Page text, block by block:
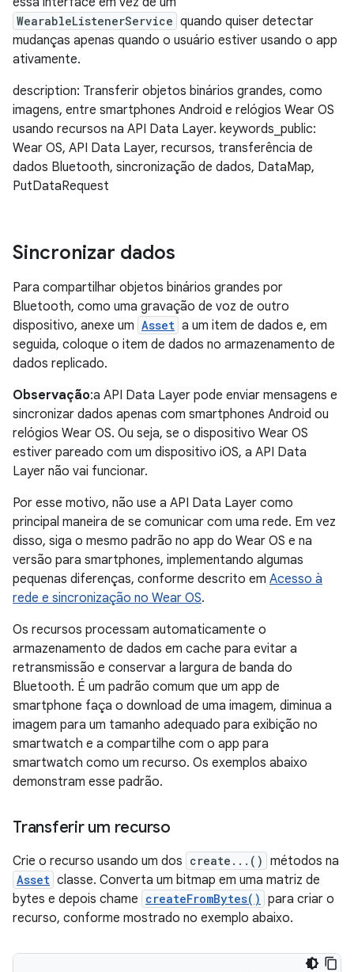
WearableListenerService quando quiser detectar
mudanças apenas quando o usuário estiver usando o app
ativamente.
description: Transferir objetos binários grandes, como
imagens, entre smartphones Android e relógios Wear OS
usando recursos na API Data Layer. keywords_public:
Wear OS, API Data Layer, recursos, transferência de
dados Bluetooth, sincronização de dados, DataMap,
PutDataRequest
Sincronizar dados
Para compartilhar objetos binários grandes por
Bluetooth, como uma gravação de voz de outro
dispositivo, anexe um Asset a um item de dados e, em
seguida, coloque o item de dados no armazenamento de
dados replicado.
Observação:a API Data Layer pode enviar mensagens e
sincronizar dados apenas com smartphones Android ou
relógios Wear OS. Ou seja, se o dispositivo Wear OS
estiver pareado com um dispositivo iOS, a API Data
Layer não vai funcionar.
Por esse motivo, não use a API Data Layer como
principal maneira de se comunicar com uma rede. Em vez
disso, siga o mesmo padrão no app do Wear OS e na
versão para smartphones, implementando algumas
pequenas diferenças, conforme descrito em Acesso à
rede e sincronização no Wear OS.
Os recursos processam automaticamente o
armazenamento de dados em cache para evitar a
retransmissão e conservar a largura de banda do
Bluetooth. É um padrão comum que um app de
smartphone faça o download de uma imagem, diminua a
imagem para um tamanho adequado para exibição no
smartwatch e a compartilhe com o app para
smartwatch como um recurso. Os exemplos abaixo
demonstram esse padrão.
Transferir um recurso
Crie o recurso usando um dos create...() métodos na
Asset classe. Converta um bitmap em uma matriz de
bytes e depois chame createFromBytes() para criar o
recurso, conforme mostrado no exemplo abaixo.